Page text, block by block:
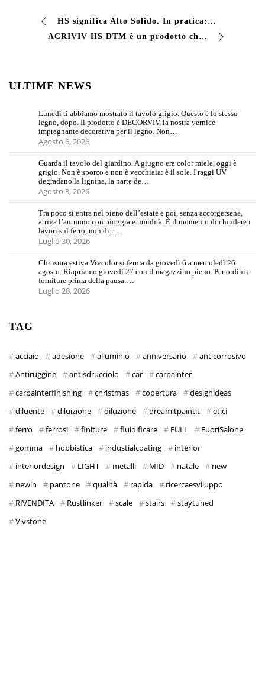
HS significa Alto Solido. In pratica: una vernice con più contenuto di secco rispetto a una formulazione standard. A parità di chilo applicato, una quota maggio…
ACRIVIV HS DTM è un prodotto che ha senso provare direttamente sul lavoro. Nessuna descrizione tecnica racconta bene quanto cambia un ciclo di verniciatura quan…
ULTIME NEWS
Lunedi ti abbiamo mostrato il tavolo grigio. Questo è lo stesso
legno, dopo. Il prodotto è DECORVIV, la nostra vernice
impregnante decorativa per il legno. Non…
Agosto 6, 2026
Guarda il tavolo del giardino. A giugno era color miele, oggi è
grigio. Non è sporco e non è vecchiaia: è il sole. I raggi UV
degradano la lignina, la parte de…
Agosto 3, 2026
Tra poco si entra nel pieno dell’estate e poi, senza accorgersene,
arriva l’autunno con pioggia e umidità. È il momento di chiudere i
lavori sul ferro, non di r…
Luglio 30, 2026
Chiusura estiva Vivcolor si ferma da giovedì 6 a mercoledì 26
agosto. Riapriamo giovedì 27 con il magazzino pieno. Per ordini e
forniture prima della pausa:…
Luglio 28, 2026
TAG
acciaio adesione alluminio anniversario
anticorrosivo
Antiruggine
antisdrucciolo car
carpainter
carpainterfinishing
christmas copertura
designideas
diluente
diluizione diluzione dreamitpaintit
etici
ferro
ferrosi finiture fluidificare FULL
FuoriSalone
gomma
hobbistica industialcoating
interior
interiordesign
LIGHT metalli MID natale
new
newin
pantone qualità rapida
ricercaesviluppo
RIVENDITA
Rustlinker scale stairs
staytuned
Vivstone